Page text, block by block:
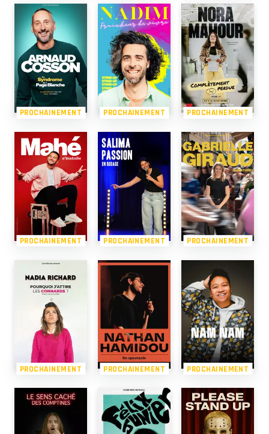
PROCHAINEMENT PROCHAINEMENT PROCHAINEMENT
PROCHAINEMENT PROCHAINEMENT PROCHAINEMENT
PROCHAINEMENT PROCHAINEMENT PROCHAINEMENT